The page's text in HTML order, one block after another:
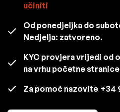
učiniti
Od ponedjeljka do
Nedjelja: zatvoreno.
KYC provjera vrijedi od
na vrhu početne
Za pomoć nazovite +34